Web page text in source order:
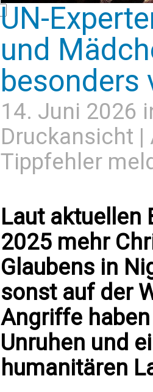
UN-
und
besonders
14. Juni 2026
Druckansicht |
Tippfehler
Laut aktuellen
2025 mehr
Glaubens in
sonst auf der
Angriffe
Unruhen und
humanitären